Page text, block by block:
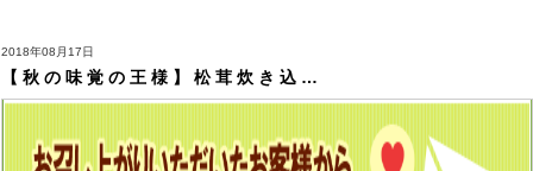
2018年08月17日
【 秋 の 味 覚 の 王 様 】 松 茸 炊 き 込 …